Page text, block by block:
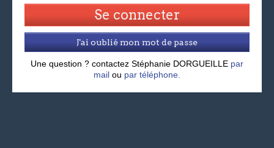
J'ai oublié mon mot de passe
Une question ? contactez Stéphanie DORGUEILLE par
mail ou par téléphone.